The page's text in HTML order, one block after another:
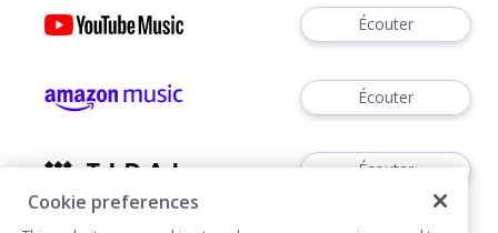
Écouter
Écouter
Écouter
Cookie preferences